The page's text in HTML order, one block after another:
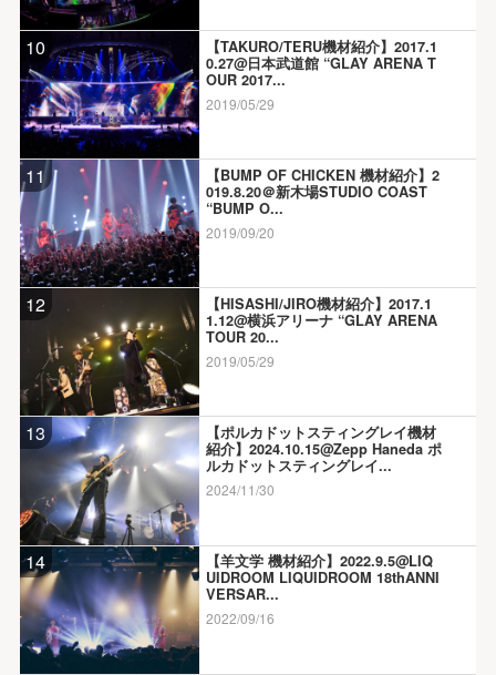
10
【TAKURO/TERU機材紹介】2017.1
0.27@日本武道館 “GLAY ARENA T
OUR 2017...
2019/05/29
11
【BUMP OF CHICKEN 機材紹介】2
019.8.20＠新木場STUDIO COAST
“BUMP O...
2019/09/20
12
【HISASHI/JIRO機材紹介】2017.1
1.12@横浜アリーナ “GLAY ARENA
TOUR 20...
2019/05/29
13
【ポルカドットスティングレイ機材
紹介】2024.10.15@Zepp Haneda ポ
ルカドットスティングレイ...
2024/11/30
14
【羊文学 機材紹介】2022.9.5@LIQ
UIDROOM LIQUIDROOM 18thANNI
VERSAR...
2022/09/16